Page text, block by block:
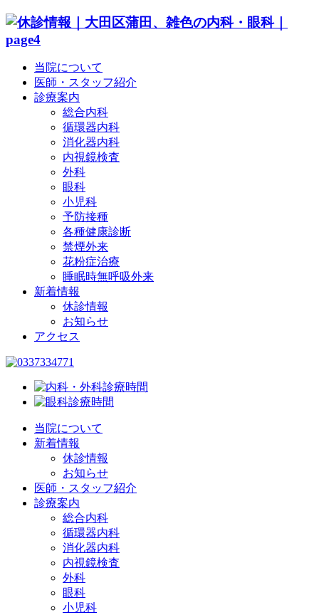
当院について
医師・スタッフ紹介
診療案内
総合内科
循環器内科
消化器内科
内視鏡検査
外科
眼科
小児科
予防接種
各種健康診断
禁煙外来
花粉症治療
睡眠時無呼吸外来
新着情報
休診情報
お知らせ
アクセス
当院について
新着情報
休診情報
お知らせ
医師・スタッフ紹介
診療案内
総合内科
循環器内科
消化器内科
内視鏡検査
外科
眼科
小児科